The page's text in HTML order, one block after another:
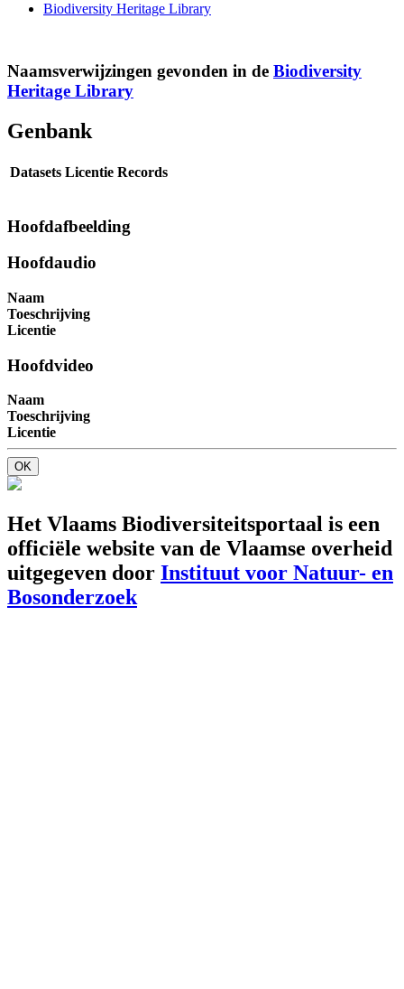
Biodiversity Heritage Library
Naamsverwijzingen gevonden in de Biodiversity
Heritage Library
Genbank
Datasets Licentie Records
Hoofdafbeelding
Hoofdaudio
Naam
Toeschrijving
Licentie
Hoofdvideo
Naam
Toeschrijving
Licentie
OK
Het Vlaams Biodiversiteitsportaal is een
officiële website van de Vlaamse overheid
uitgegeven door Instituut voor Natuur- en
Bosonderzoek